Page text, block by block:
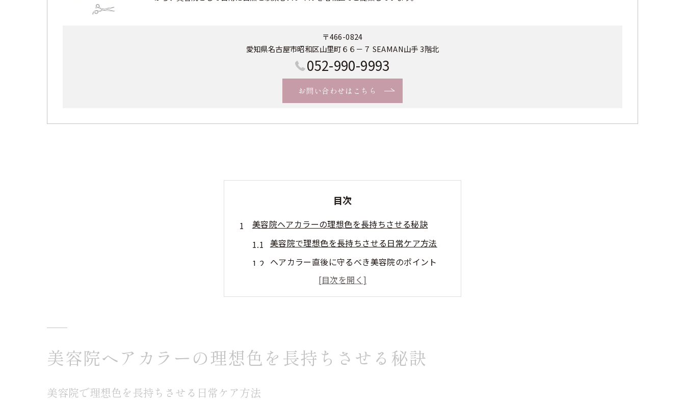
〒466-0824
愛知県名古屋市昭和区山里町６６－７ SEAMAN山手 3階北
052-990-9993
お問い合わせはこちら
目次
美容院ヘアカラーの理想色を長持ちさせる秘訣
美容院で理想色を長持ちさせる日常ケア方法
ヘアカラー直後に守るべき美容院のポイント
美容院ヘアカラーの色落ちを防ぐ洗髪法のコツ
カラー頻度を抑えた美容院ケアの実践例
美容院で失敗しないカラー剤選びの基準とは
美容院ヘアカラーの理想色を長持ちさせる秘訣
美容院で理想色を長持ちさせる日常ケア方法